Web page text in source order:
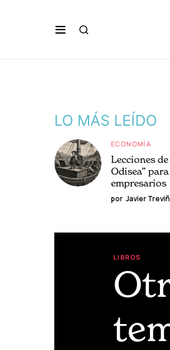
LO MÁS LEÍDO
ECONOMÍA
Lecciones de
Odisea” para
empresarios
por Javier
LIBROS